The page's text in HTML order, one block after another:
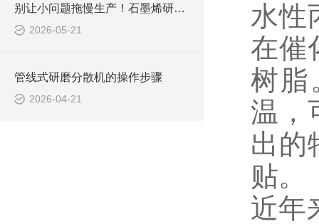
别让小问题拖慢生产！石墨烯研磨分散机常见问题，破解攻略来了
2026-05-21
管线式研磨分散机的操作步骤
2026-04-21
水性
在催
树脂
温，
出的
贴。
近年